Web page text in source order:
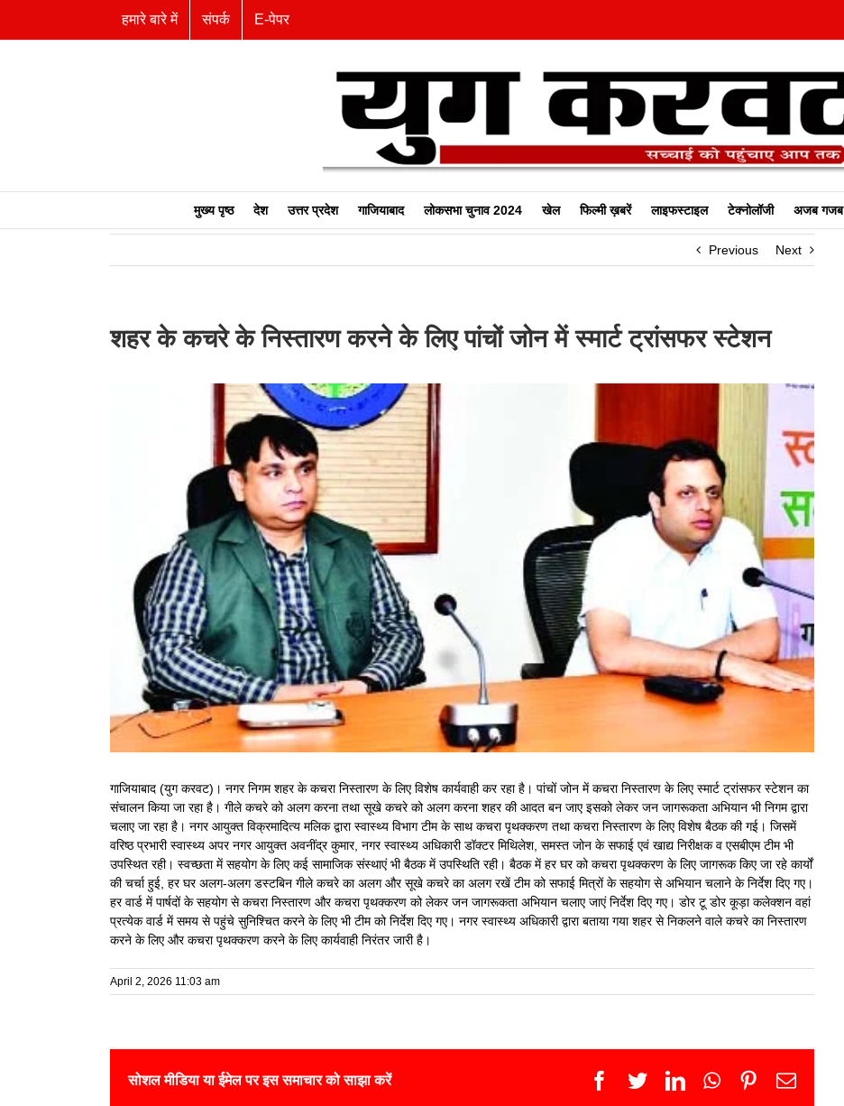
हमारे बारे में संपर्क E-पेपर
मुख्य पृष्ठ देश उत्तर प्रदेश गाजियाबाद लोकसभा चुनाव 2024 खेल फिल्‍मी ख़बरें लाइफस्टाइल टेक्नोलॉजी अजब गजब
Previous Next
शहर के कचरे के निस्तारण करने के लिए पांचों जोन में स्मार्ट ट्रांसफर स्टेशन
गाजियाबाद (युग करवट)। नगर निगम शहर के कचरा निस्तारण के लिए विशेष कार्यवाही कर रहा है। पांचों जोन में कचरा निस्तारण के लिए स्मार्ट ट्रांसफर स्टेशन का
संचालन किया जा रहा है। गीले कचरे को अलग करना तथा सूखे कचरे को अलग करना शहर की आदत बन जाए इसको लेकर जन जागरूकता अभियान भी निगम द्वारा
चलाए जा रहा है। नगर आयुक्त विक्रमादित्य मलिक द्वारा स्वास्थ्य विभाग टीम के साथ कचरा पृथक्करण तथा कचरा निस्तारण के लिए विशेष बैठक की गई। जिसमें
वरिष्ठ प्रभारी स्वास्थ्य अपर नगर आयुक्त अवनींद्र कुमार, नगर स्वास्थ्य अधिकारी डॉक्टर मिथिलेश, समस्त जोन के सफाई एवं खाद्य निरीक्षक व एसबीएम टीम भी
उपस्थित रही। स्वच्छता में सहयोग के लिए कई सामाजिक संस्थाएं भी बैठक में उपस्थिति रही। बैठक में हर घर को कचरा पृथक्करण के लिए जागरूक किए जा रहे कार्यों
की चर्चा हुई, हर घर अलग-अलग डस्टबिन गीले कचरे का अलग और सूखे कचरे का अलग रखें टीम को सफाई मित्रों के सहयोग से अभियान चलाने के निर्देश दिए गए।
हर वार्ड में पार्षदों के सहयोग से कचरा निस्तारण और कचरा पृथक्करण को लेकर जन जागरूकता अभियान चलाए जाएं निर्देश दिए गए। डोर टू डोर कूड़ा कलेक्शन वहां
प्रत्येक वार्ड में समय से पहुंचे सुनिश्चित करने के लिए भी टीम को निर्देश दिए गए। नगर स्वास्थ्य अधिकारी द्वारा बताया गया शहर से निकलने वाले कचरे का निस्तारण
करने के लिए और कचरा पृथक्करण करने के लिए कार्यवाही निरंतर जारी है।
April 2, 2026 11:03 am
सोशल मीडिया या ईमेल पर इस समाचार को साझा करें Facebook
TwitterLinkedInWhatsApp
Pinterest
Email